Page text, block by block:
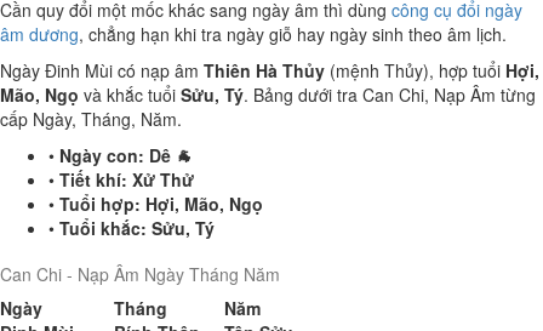
Cần quy đổi một mốc khác sang ngày âm thì dùng công cụ đổi ngày
âm dương, chẳng hạn khi tra ngày giỗ hay ngày sinh theo âm lịch.
Ngày Đinh Mùi có nạp âm Thiên Hà Thủy (mệnh Thủy), hợp tuổi Hợi,
Mão, Ngọ và khắc tuổi Sửu, Tý. Bảng dưới tra Can Chi, Nạp Âm từng
cấp Ngày, Tháng, Năm.
• Ngày con: Dê 🐐
• Tiết khí: Xử Thử
• Tuổi hợp: Hợi, Mão, Ngọ
• Tuổi khắc: Sửu, Tý
Can Chi - Nạp Âm Ngày Tháng Năm
Ngày
Tháng
Năm